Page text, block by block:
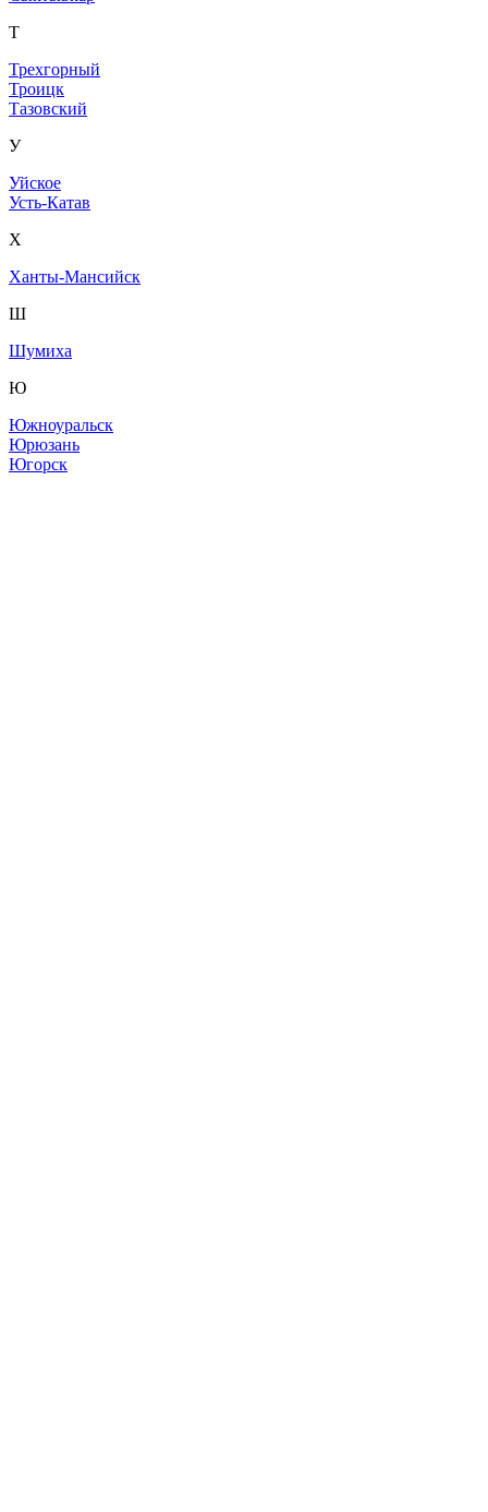
Т
Трехгорный
Троицк
Тазовский
У
Уйское
Усть-Катав
Х
Ханты-Мансийск
Ш
Шумиха
Ю
Южноуральск
Юрюзань
Югорск